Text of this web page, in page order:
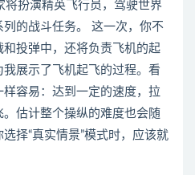
扮演精英飞行员，驾驶世界
列的战斗任务。 这一次，你不
投弹中，还将负责飞机的起
我展示了飞机起飞的过程。看
样容易：达到一定的速度，拉
估计整个操纵的难度也会随
择“真实情景”模式时，应该就